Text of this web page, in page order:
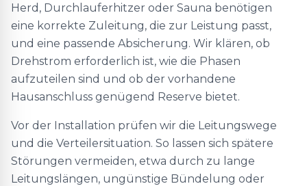
Herd, Durchlauferhitzer oder Sauna benötigen
eine korrekte Zuleitung, die zur Leistung passt,
und eine passende Absicherung. Wir klären, ob
Drehstrom erforderlich ist, wie die Phasen
aufzuteilen sind und ob der vorhandene
Hausanschluss genügend Reserve bietet.
Vor der Installation prüfen wir die Leitungswege
und die Verteilersituation. So lassen sich spätere
Störungen vermeiden, etwa durch zu lange
Leitungslängen, ungünstige Bündelung oder